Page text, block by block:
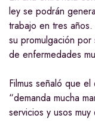
ley se podrán
trabajo en tres
su promulgación
de enfermedades
Filmus señaló que
“demanda mucha
servicios y usos